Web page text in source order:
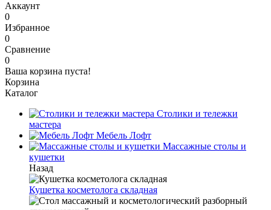
Аккаунт
0
Избранное
0
Сравнение
0
Ваша корзина пуста!
Корзина
Каталог
Столики и тележки
мастера
Мебель Лофт
Массажные столы и
кушетки
Назад
Кушетка косметолога складная